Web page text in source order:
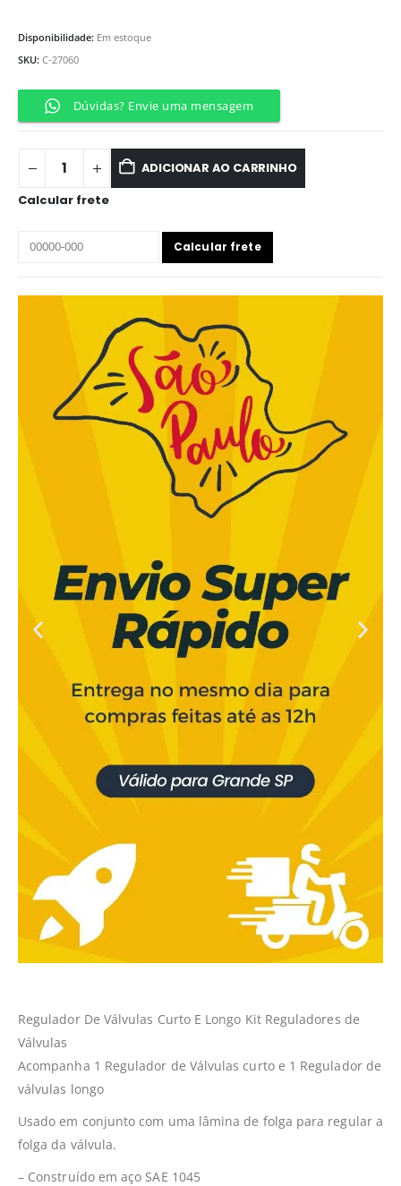
Disponibilidade: Em estoque
SKU: C-27060
Dúvidas? Envie uma mensagem
ADICIONAR AO CARRINHO
Calcular frete
Regulador De Válvulas Curto E Longo Kit Reguladores de
Válvulas
Acompanha 1 Regulador de Válvulas curto e 1 Regulador de
válvulas longo
Usado em conjunto com uma lâmina de folga para regular a
folga da válvula.
– Construído em aço SAE 1045